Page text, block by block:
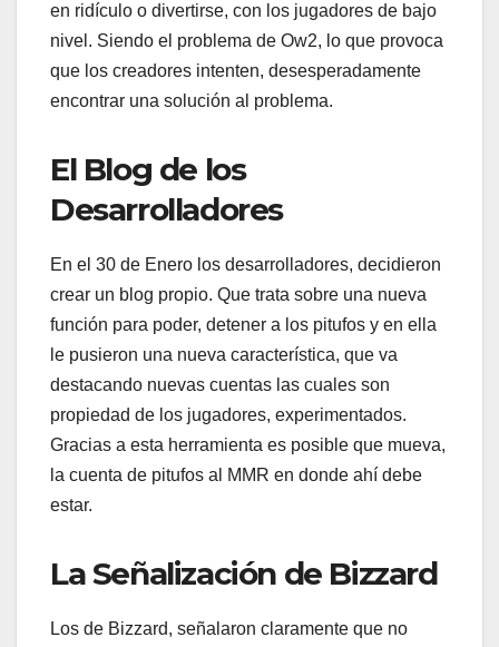
en ridículo o divertirse, con los jugadores de bajo
nivel. Siendo el problema de Ow2, lo que provoca
que los creadores intenten, desesperadamente
encontrar una solución al problema.
El Blog de los
Desarrolladores
En el 30 de Enero los desarrolladores, decidieron
crear un blog propio. Que trata sobre una nueva
función para poder, detener a los pitufos y en ella
le pusieron una nueva característica, que va
destacando nuevas cuentas las cuales son
propiedad de los jugadores, experimentados.
Gracias a esta herramienta es posible que mueva,
la cuenta de pitufos al MMR en donde ahí debe
estar.
La Señalización de Bizzard
Los de Bizzard, señalaron claramente que no